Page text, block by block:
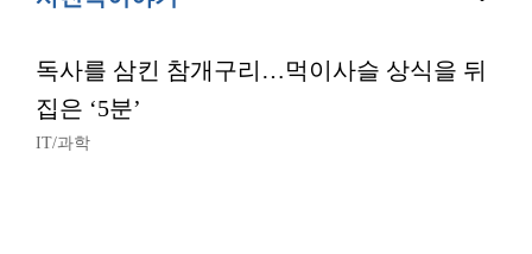
독사를 삼킨 참개구리…먹이사슬 상식을 뒤
집은 ‘5분’
IT/과학